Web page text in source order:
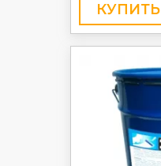
КУПИТЬ